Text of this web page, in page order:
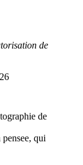
de
de
qui